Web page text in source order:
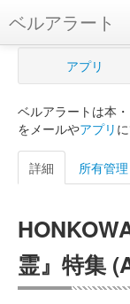
ベルアラート
ベルアラートとは
新規登録
ログイン
購入管理
Myシェルフ
アプリ
ベルアラートは本
をメールやアプリ
詳細 所有管
霊』特集